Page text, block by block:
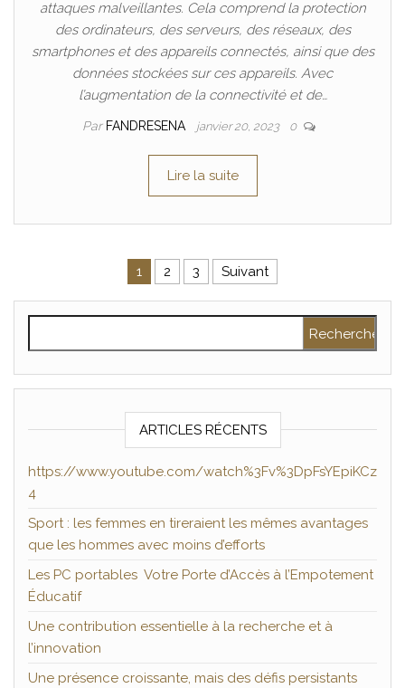
attaques malveillantes. Cela comprend la protection
des ordinateurs, des serveurs, des réseaux, des
smartphones et des appareils connectés, ainsi que des
données stockées sur ces appareils. Avec
l’augmentation de la connectivité et de…
Par FANDRESENA janvier 20, 2023 0
Lire la suite
Pagination des publications
1 2 3 Suivant
ARTICLES RÉCENTS
https://www.youtube.com/watch%3Fv%3DpFsYEpiKCz
4
Sport : les femmes en tireraient les mêmes avantages
que les hommes avec moins d’efforts
Les PC portables Votre Porte d’Accès à l’Empotement
Éducatif
Une contribution essentielle à la recherche et à
l’innovation
Une présence croissante, mais des défis persistants